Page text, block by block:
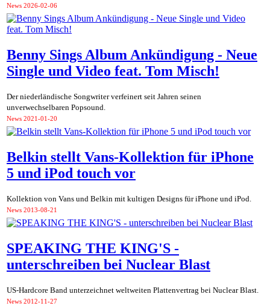
News 2026-02-06
Benny Sings Album Ankündigung - Neue
Single und Video feat. Tom Misch!
Der niederländische Songwriter verfeinert seit Jahren seinen
unverwechselbaren Popsound.
News 2021-01-20
Belkin stellt Vans-Kollektion für iPhone
5 und iPod touch vor
Kollektion von Vans und Belkin mit kultigen Designs für iPhone und iPod.
News 2013-08-21
SPEAKING THE KING'S -
unterschreiben bei Nuclear Blast
US-Hardcore Band unterzeichnet weltweiten Plattenvertrag bei Nuclear Blast.
News 2012-11-27